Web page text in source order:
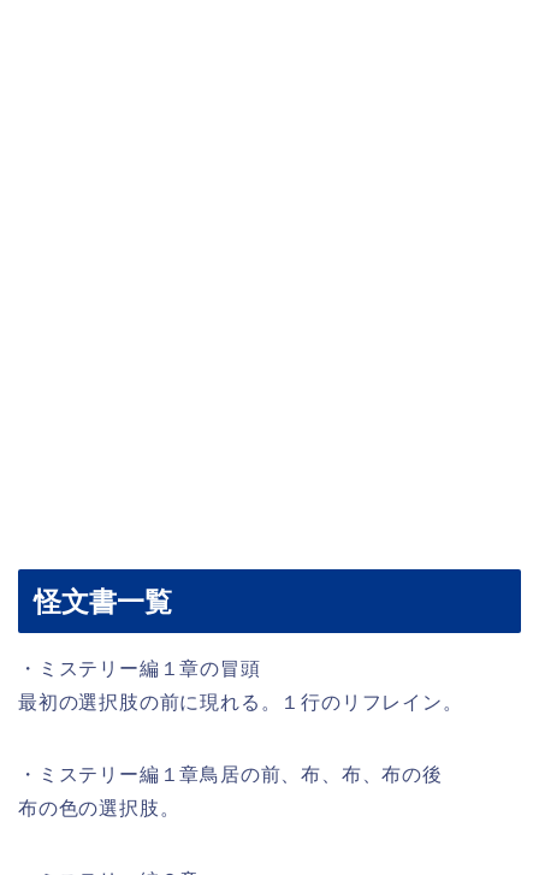
怪文書一覧
・ミステリー編１章の冒頭
最初の選択肢の前に現れる。１行のリフレイン。
・ミステリー編１章鳥居の前、布、布、布の後
布の色の選択肢。